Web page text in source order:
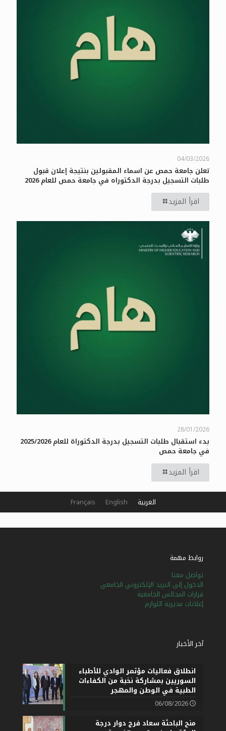
04/03/2026
تعلن جامعة حمص عن اسماء المقبولين بنتيجة إعلان قبول
طلبات التسجيل بدرجة الدكتوراه في جامعة حمص للعام 2026
اقرأ المزيد
28/01/2026
بدء استقبال طلبات التسجيل بدرجة الدكتوراة للعام 2025/2026
في جامعة حمص
اقرأ المزيد
روابط مهمة
تواصل معنا
الدخول إلى البريد الإلكتروني الجامعي
قرارات المجالس الجامعية
إعلانات مديرية اللوازم
آخر الأخبار
انطلاق فعاليات مؤتمر الوادي للأطباء
السوريين بمشاركة نخبة من الكفاءات
الطبية في الوطن والمهجر
06/08/2026
منح الباحثة سعاد فرج دوار درجة
العربية English
Français